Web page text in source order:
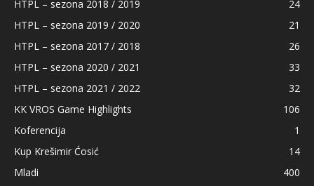
HTPL – sezona 2018 / 2019
24
HTPL – sezona 2019 / 2020
21
HTPL – sezona 2017 / 2018
26
HTPL – sezona 2020 / 2021
33
HTPL – sezona 2021 / 2022
32
KK VROS Game Highlights
106
Koferencija
1
Kup Krešimir Ćosić
14
Mladi
400